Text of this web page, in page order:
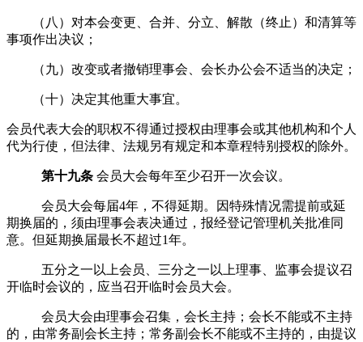
（八）对本会变更、合并、分立、解散（终止）和清算等
事项作出决议；
（九）改变或者撤销理事会、会长办公会不适当的决定；
（十）决定其他重大事宜。
会员代表大会的职权不得通过授权由理事会或其他机构和个人
代为行使，但法律、法规另有规定和本章程特别授权的除外。
第十九条 会员大会每年至少召开一次会议。
会员大会每届4年，不得延期。因特殊情况需提前或延
期换届的，须由理事会表决通过，报经登记管理机关批准同
意。但延期换届最长不超过1年。
五分之一以上会员 、三分之一以上理事、 监事会提议召
开临时会议的，应当召开临时会员大会。
会员大会由理事会召集，会长主持；会长不能或不主持
的，由常务副会长主持； 常务副会长不能或不主持的，由提议